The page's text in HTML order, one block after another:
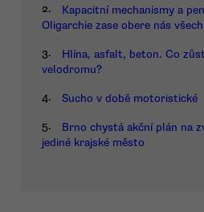
2.
Kapacitní mechanismy a
Oligarchie zase obere nás
3.
Hlína, asfalt, beton. Co
velodromu?
4. Sucho v době motoristické
5.
Brno chystá akční plán na
jediné krajské město